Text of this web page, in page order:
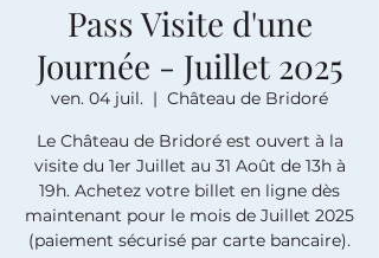
Pass Visite d'une
Journée - Juillet 2025
ven. 04 juil.
  |
Château de Bridoré
Le Château de Bridoré est ouvert à la
visite du 1er Juillet au 31 Août de 13h à
19h. Achetez votre billet en ligne dès
maintenant pour le mois de Juillet 2025
(paiement sécurisé par carte bancaire).